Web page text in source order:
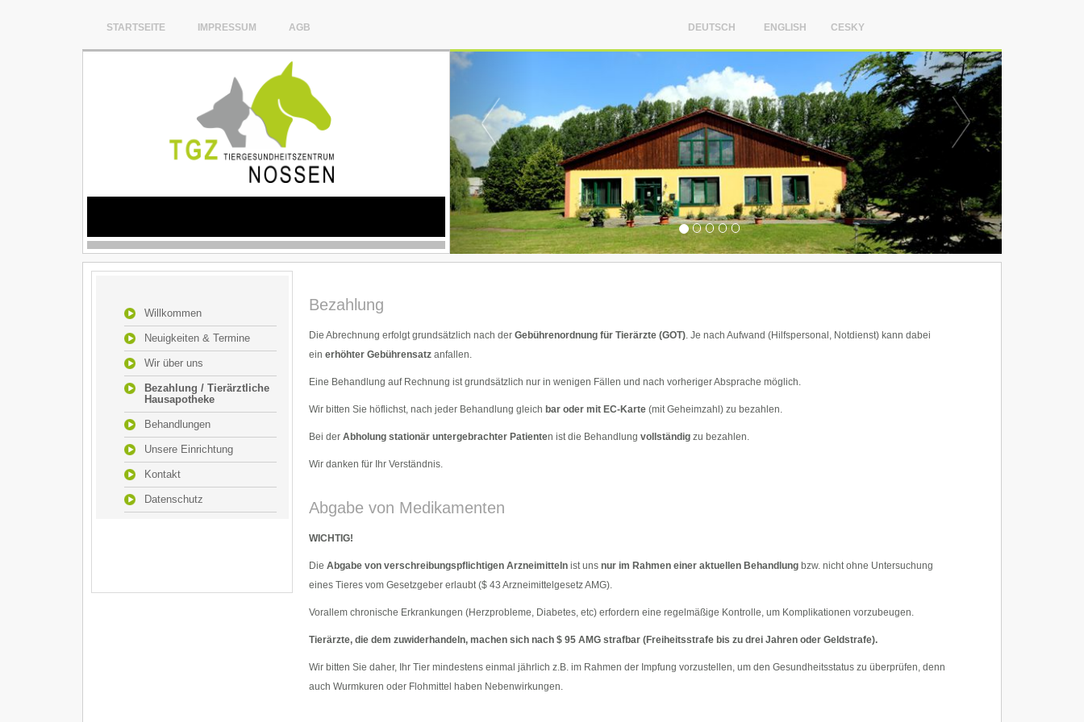
STARTSEITE IMPRESSUM AGB DEUTSCH ENGLISH CESKY
Willkommen
Neuigkeiten & Termine
Wir über uns
Bezahlung / Tierärztliche
Hausapotheke
Behandlungen
Unsere Einrichtung
Kontakt
Datenschutz
Bezahlung
Die Abrechnung erfolgt grundsätzlich nach der Gebührenordnung für Tierärzte (GOT) . Je nach Aufwand (Hilfspersonal, Notdienst) kann dabei
ein erhöhter Gebührensatz anfallen.
Eine Behandlung auf Rechnung ist grundsätzlich nur in wenigen Fällen und nach vorheriger Absprache möglich.
Wir bitten Sie höflichst, nach jeder Behandlung gleich bar oder mit EC-Karte (mit Geheimzahl) zu bezahlen.
Bei der Abholung stationär untergebrachter Patienten ist die Behandlung vollständig zu bezahlen.
Wir danken für Ihr Verständnis.
Abgabe von Medikamenten
WICHTIG!
Die Abgabe von verschreibungspflichtigen Arzneimitteln ist uns nur im Rahmen einer aktuellen Behandlung bzw. nicht ohne Untersuchung
eines Tieres vom Gesetzgeber erlaubt ($ 43 Arzneimittelgesetz AMG).
Vorallem chronische Erkrankungen (Herzprobleme, Diabetes, etc) erfordern eine regelmäßige Kontrolle, um Komplikationen vorzubeugen.
Tierärzte, die dem zuwiderhandeln, machen sich nach $ 95 AMG strafbar (Freiheitsstrafe bis zu drei Jahren oder Geldstrafe).
Wir bitten Sie daher, Ihr Tier mindestens einmal jährlich z.B. im Rahmen der Impfung vorzustellen, um den Gesundheitsstatus zu überprüfen, denn
auch Wurmkuren oder Flohmittel haben Nebenwirkungen.